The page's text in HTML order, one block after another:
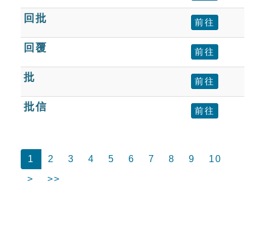
回批 前往
回覆 前往
批 前往
批信 前往
1 2 3 4 5 6 7 8 9
10
>
>>